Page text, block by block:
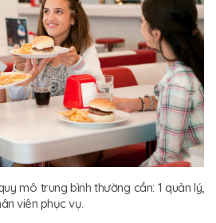
mô trung bình thường cần: 1 quản lý,
viên phục vụ.